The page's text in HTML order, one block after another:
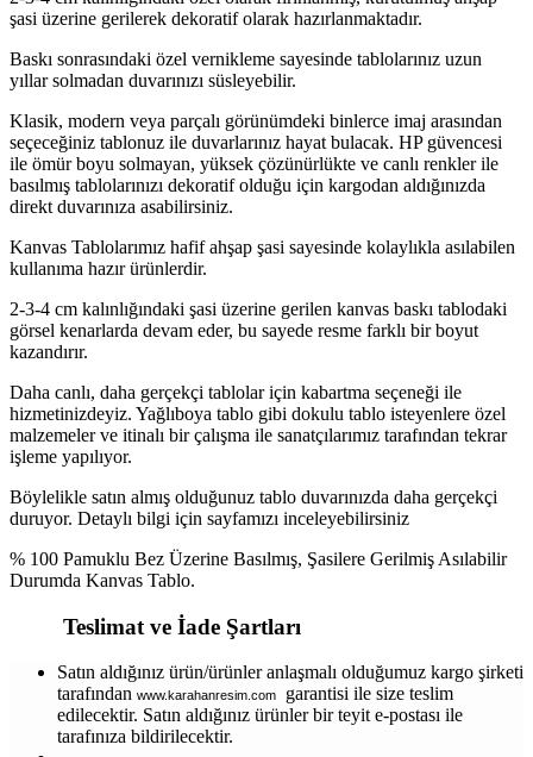
şasi üzerine gerilerek dekoratif olarak hazırlanmaktadır.
Baskı sonrasındaki özel vernikleme sayesinde tablolarınız uzun
yıllar solmadan duvarınızı süsleyebilir.
Klasik, modern veya parçalı görünümdeki binlerce imaj arasından
seçeceğiniz tablonuz ile duvarlarınız hayat bulacak. HP güvencesi
ile ömür boyu solmayan, yüksek çözünürlükte ve canlı renkler ile
basılmış tablolarınızı dekoratif olduğu için kargodan aldığınızda
direkt duvarınıza asabilirsiniz.
Kanvas Tablolarımız hafif ahşap şasi sayesinde kolaylıkla asılabilen
kullanıma hazır ürünlerdir.
2-3-4 cm kalınlığındaki şasi üzerine gerilen kanvas baskı tablodaki
görsel kenarlarda devam eder, bu sayede resme farklı bir boyut
kazandırır.
Daha canlı, daha gerçekçi tablolar için kabartma seçeneği ile
hizmetinizdeyiz. Yağlıboya tablo gibi dokulu tablo isteyenlere özel
malzemeler ve itinalı bir çalışma ile sanatçılarımız tarafından tekrar
işleme yapılıyor.
Böylelikle satın almış olduğunuz tablo duvarınızda daha gerçekçi
duruyor. Detaylı bilgi için sayfamızı inceleyebilirsiniz
% 100 Pamuklu Bez Üzerine Basılmış, Şasilere Gerilmiş Asılabilir
Durumda Kanvas Tablo.
Teslimat ve İade Şartları
Satın aldığınız ürün/ürünler anlaşmalı olduğumuz kargo şirketi
tarafından www.karahanresim.com
garantisi ile size teslim
edilecektir. Satın aldığınız ürünler bir teyit e-postası ile
tarafınıza bildirilecektir.